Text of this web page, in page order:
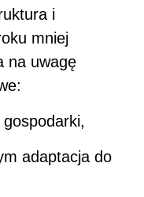
i
mniej
na uwagę
adaptacja do